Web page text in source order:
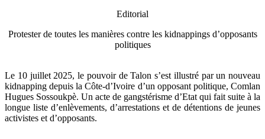
Editorial
Protester de toutes les manières contre les kidnappings d’opposants
politiques
Le 10 juillet 2025, le pouvoir de Talon s’est illustré par un nouveau
kidnapping depuis la Côte-d’Ivoire d’un opposant politique, Comlan
Hugues Sossoukpè. Un acte de gangstérisme d’Etat qui fait suite à la
longue liste d’enlèvements, d’arrestations et de détentions de jeunes
activistes et d’opposants.